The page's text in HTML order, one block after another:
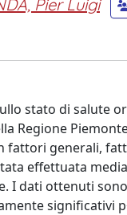
Pier Luigi
stato di salute
Regione
fattori generali,
effettuata
I dati ottenuti